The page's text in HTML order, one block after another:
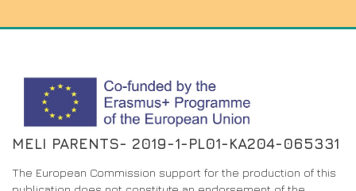
MELI PARENTS- 2019-1-PL01-KA204-065331
The European Commission support for the production of this